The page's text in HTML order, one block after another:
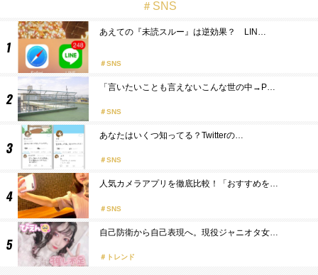
＃SNS
あえての『未読スルー』は逆効果？ LIN…
SNS
「言いたいことも言えないこんな世の中→P…
SNS
あなたはいくつ知ってる？Twitterの…
SNS
人気カメラアプリを徹底比較！「おすすめを…
SNS
自己防衛から自己表現へ。現役ジャニオタ女…
トレンド